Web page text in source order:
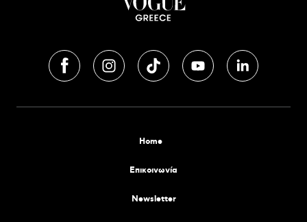
Home
Επικοινωνία
Newsletter